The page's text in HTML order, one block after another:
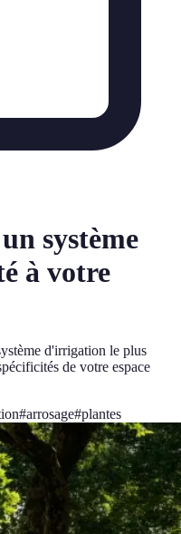
système
à votre
d'irrigation le plus
de votre espace
#arrosage#plantes